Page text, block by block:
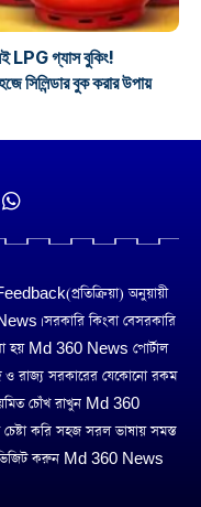
গ্যাস বুকিং!
বুক করার উপায়
অনুয়ায়ী
সরকারি কিংবা বেসরকারি
হয় Md 360 News পোর্টাল
ও রাজ্য সরকারের যেকোনো রকম
চোঁখ রাখুন Md 360
করি সহজ সরল ভাষায় সমস্ত
ভিজিট করুন Md 360 News